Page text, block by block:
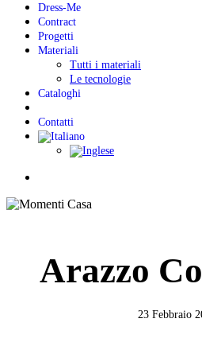
Dress-Me
Contract
Progetti
Materiali
Tutti i materiali
Le tecnologie
Cataloghi
Contatti
Arazzo
23 Febbraio